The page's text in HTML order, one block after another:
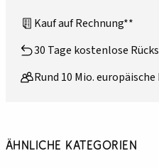
Kauf auf Rechnung**
30 Tage kostenlose
Rund 10 Mio.
Ähnliche Kategorien